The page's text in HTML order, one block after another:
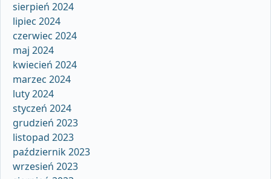
sierpień 2024
lipiec 2024
czerwiec 2024
maj 2024
kwiecień 2024
marzec 2024
luty 2024
styczeń 2024
grudzień 2023
listopad 2023
październik 2023
wrzesień 2023